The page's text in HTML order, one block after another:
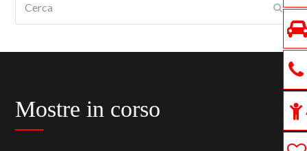
Mostre in corso